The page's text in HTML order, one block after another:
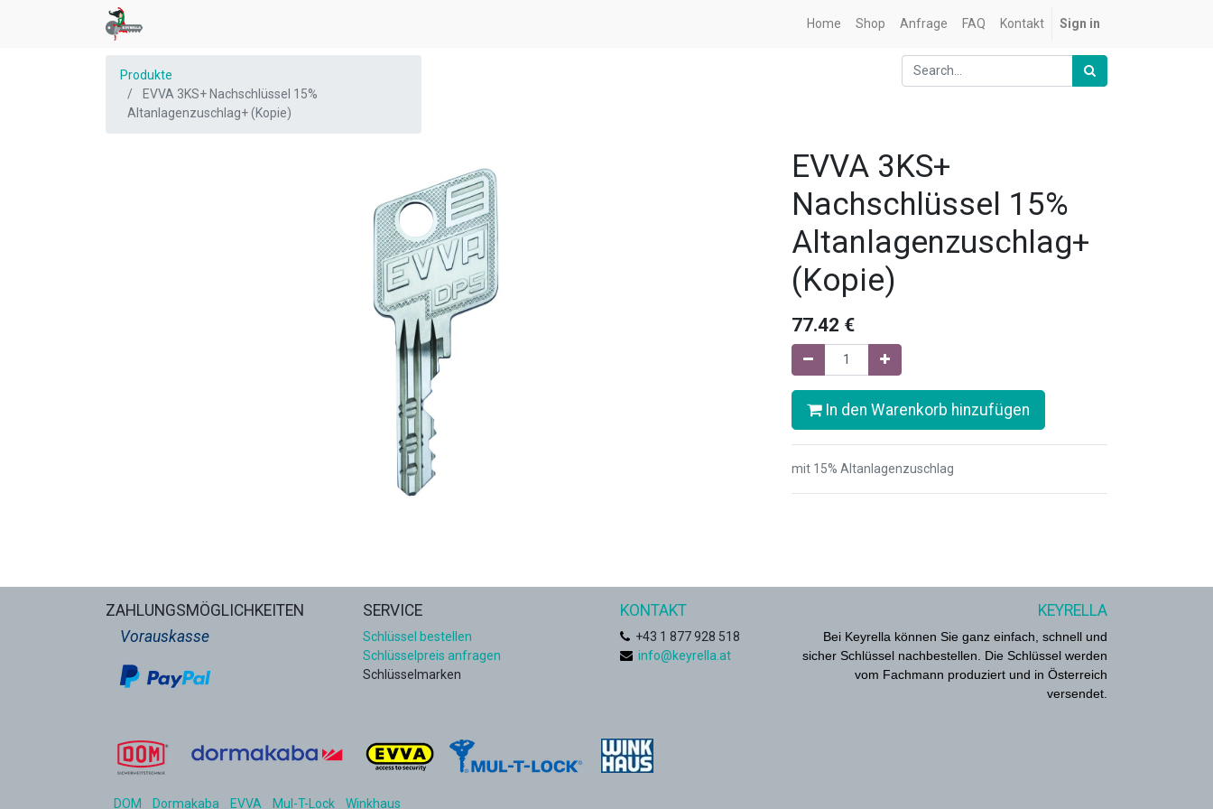
Home Shop Anfrage FAQ Kontakt Sign in
Produkte
EVVA 3KS+ Nachschlüssel 15%
Altanlagenzuschlag+ (Kopie)
EVVA 3KS+
Nachschlüssel 15%
Altanlagenzuschlag+
(Kopie)
77.42 €
In den Warenkorb hinzufügen
mit 15% Altanlagenzuschlag
ZAHLUNGSMÖGLICHKEITEN
Vorauskasse
SERVICE
Schlüssel bestellen
Schlüsselpreis anfragen
Schlüsselmarken
KONTAKT
+43 1 877 928 518
info@keyrella.at
KEYRELLA
Bei Keyrella können Sie ganz einfach, schnell und
sicher Schlüssel nachbestellen. Die Schlüssel werden
vom Fachmann produziert und in Österreich
versendet.
DOM Dormakaba EVVA Mul-T-Lock Winkhaus